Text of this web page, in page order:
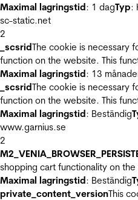
Maximal lagringstid: 1 dagTyp:
sc-static.net
2
_scsridThe cookie is necessary
function on the website. This
Maximal lagringstid: 13
_scsridThe cookie is necessary
function on the website. This
Maximal lagringstid: Beständig
www.garnius.se
2
shopping cart functionality on
Maximal lagringstid: Beständig
private_content_versionThis